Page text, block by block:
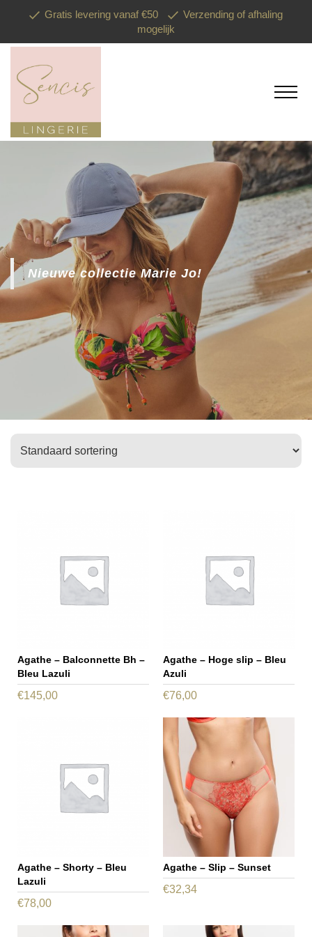
Gratis levering vanaf €50
Verzending of afhaling
mogelijk
Nieuwe collectie Marie Jo!
Agathe – Balconnette Bh –
Bleu Lazuli
€145,00
meerdere
variaties.
Deze
gekozen
Agathe – Hoge slip – Bleu
Azuli
€76,00
product
heeft
meerdere
variaties.
Deze
optie
kan
gekozen
worden
Agathe – Shorty – Bleu
Lazuli
€78,00
Agathe – Slip – Sunset
€32,34
product